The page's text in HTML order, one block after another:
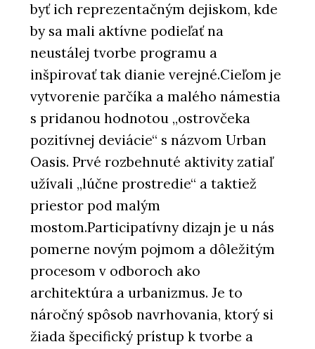
byť ich reprezentačným dejiskom, kde
by sa mali aktívne podieľať na
neustálej tvorbe programu a
inšpirovať tak dianie verejné.Cieľom je
vytvorenie parčíka a malého námestia
s pridanou hodnotou „ostrovčeka
pozitívnej deviácie“ s názvom Urban
Oasis. Prvé rozbehnuté aktivity zatiaľ
užívali „lúčne prostredie“ a taktiež
priestor pod malým
mostom.Participatívny dizajn je u nás
pomerne novým pojmom a dôležitým
procesom v odboroch ako
architektúra a urbanizmus. Je to
náročný spôsob navrhovania, ktorý si
žiada špecifický prístup k tvorbe a